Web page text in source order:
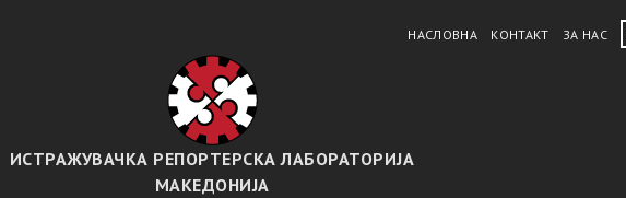
НАСЛОВНА КОНТАКТ ЗА НАС
ИСТРАЖУВАЧКА РЕПОРТЕРСКА ЛАБОРАТОРИЈА
МАКЕДОНИЈА